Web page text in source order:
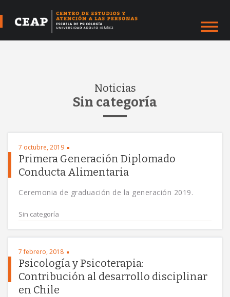
Noticias
Sin categoría
7 octubre, 2019
Primera Generación Diplomado
Conducta Alimentaria
Ceremonia de graduación de la generación 2019.
Sin categoría
7 febrero, 2018
Psicología y Psicoterapia:
Contribución al desarrollo disciplinar
en Chile